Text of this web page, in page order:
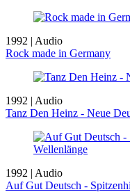
1992 | Audio
Rock made in Germany
1992 | Audio
Tanz Den Heinz - Neue
1992 | Audio
Auf Gut Deutsch -